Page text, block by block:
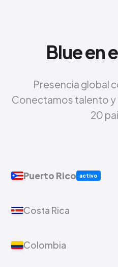
Blue en
Presencia global
Conectamos talento y
20
Puerto Rico activo
Costa Rica
Colombia